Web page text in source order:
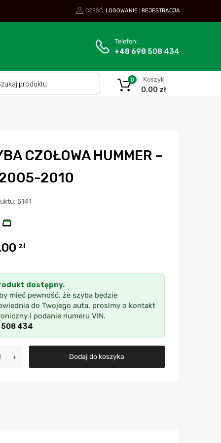
CZEŚĆ. LOGOWANIE REJESTRACJA
Telefon:
+48 698 508 434
Koszyk
0,00 zł
0
CZOŁOWA HUMMER –
2010
5141
zł
dostępny.
mieć pewność, że szyba będzie
do Twojego auta, prosimy o kontakt
i podanie numeru VIN.
508 434
Dodaj do koszyka